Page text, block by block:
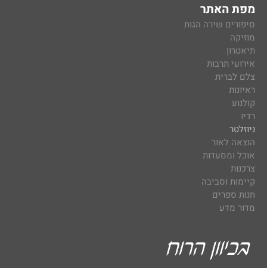
מפת האתר
סיפורים שירה הגות
מוזיקה
תיאטרון
אירועי תרבות
צלם לברית
ראיונות
קולנוע
רדיו
ניוזלטר
הוצאה לאור
אוכל ומסעדות
צרכנות
קיימות וסביבה
חנות ספרים
מדור מדע